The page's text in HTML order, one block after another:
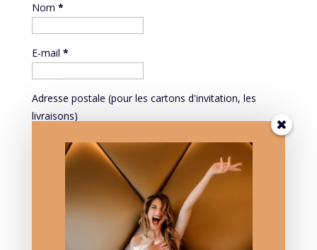
Nom *
E-mail *
Adresse postale (pour les cartons d'invitation, les
livraisons)
Mieux vous connaître pour mieux vous servir:
Mieux vous connaître pour mieux vous servir: DATE DE